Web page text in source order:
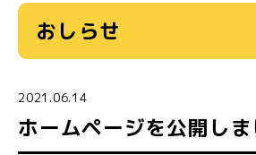
おしらせ
2021.06.14
ホームページを公開しま